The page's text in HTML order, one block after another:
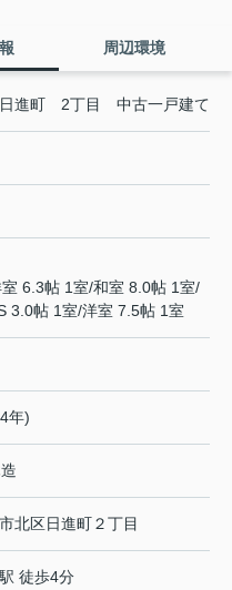
周辺環境
日進町 2丁目 中古一戸建て
6.3帖 1室/和室 8.0帖 1室/
3.0帖 1室/洋室 7.5帖 1室
年)
北区日進町２丁目
駅 徒歩4分